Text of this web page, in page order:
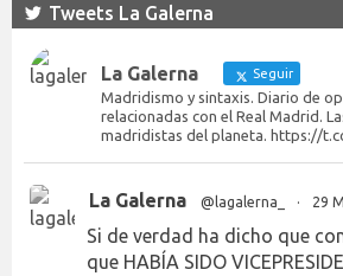
Tweets La Galerna
La Galerna Seguir
Madridismo y sintaxis. Diario de
relacionadas con el Real Madrid.
madridistas del planeta. https://
La Galerna @lagalerna_ · 29
Si de verdad ha dicho que
que HABÍA SIDO